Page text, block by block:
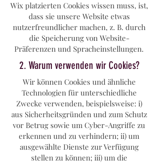
Wix platzierten Cookies wissen muss, ist,
dass sie unsere Website etwas
nutzerfreundlicher machen, z. B. durch
die Speicherung von Website-
Präferenzen und Spracheinstellungen.
2. Warum verwenden wir Cookies?
Wir können Cookies und ähnliche
Technologien für unterschiedliche
Zwecke verwenden, beispielsweise: i)
aus Sicherheitsgründen und zum Schutz
vor Betrug sowie um Cyber-Angriffe zu
erkennen und zu verhindern; ii) um
ausgewählte Dienste zur Verfügung
stellen zu können; iii) um die